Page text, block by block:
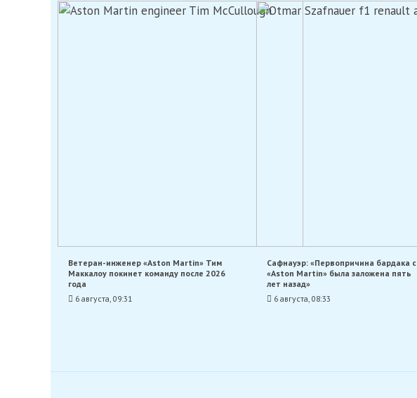
Ветеран-инженер «Aston Martin» Тим
Маккалоу покинет команду после 2026
года
6 августа, 09:31
Сафнауэр: «Первопричина бардака с
«Aston Martin» была заложена пять
лет назад»
6 августа, 08:33